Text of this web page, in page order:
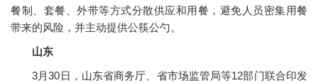
餐制、套餐、外带等方式分散供应和用餐，避免人员密集用餐
带来的风险，并主动提供公筷公勺。
山东
3月30日，山东省商务厅、省市场监管局等12部门联合印发